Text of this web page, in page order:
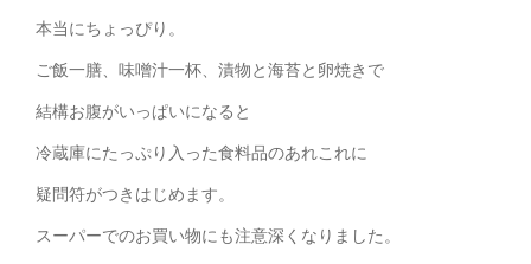
本当にちょっぴり。
ご飯一膳、味噌汁一杯、漬物と海苔と卵焼きで
結構お腹がいっぱいになると
冷蔵庫にたっぷり入った食料品のあれこれに
疑問符がつきはじめます。
スーパーでのお買い物にも注意深くなりました。